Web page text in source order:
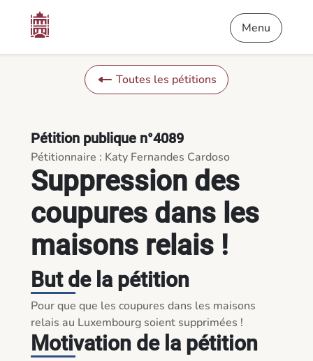
Suppression des coupures dans les maisons relais ! -
Menu
Toutes les pétitions
Suppression des
coupures dans les
maisons relais !
Pétition publique n°4089
Pétitionnaire : Katy Fernandes Cardoso
But de la pétition
Pour que que les coupures dans les maisons
relais au Luxembourg soient supprimées !
Motivation de la pétition